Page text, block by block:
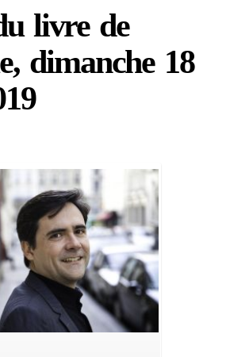
livre de
dimanche 18